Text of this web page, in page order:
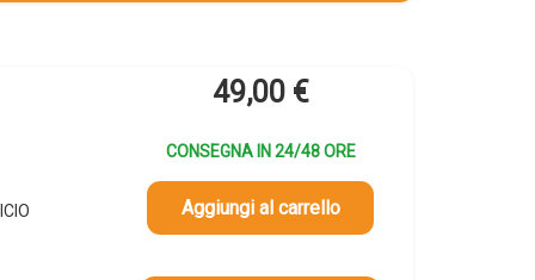
49,00 €
CONSEGNA IN 24/48 ORE
Aggiungi al carrello